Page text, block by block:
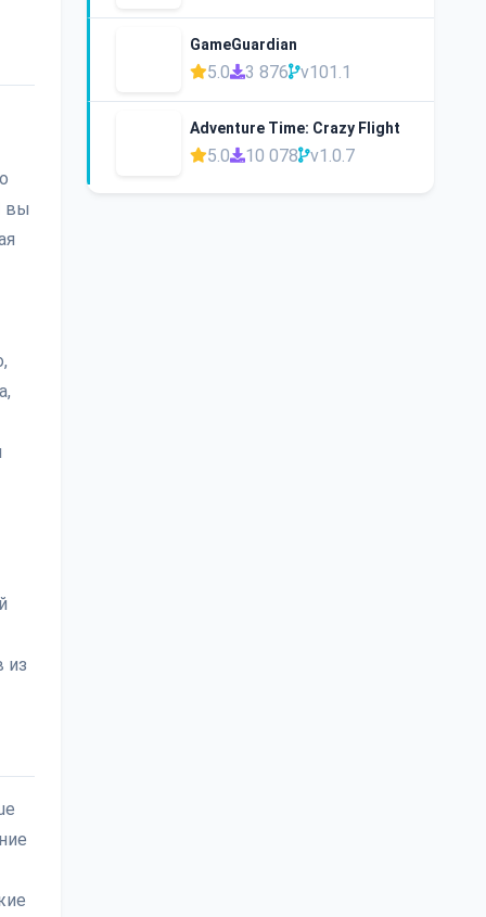
вы
из
GameGuardian
5.0 3 876 v101.1
Adventure Time: Crazy Flight
5.0 10 078 v1.0.7